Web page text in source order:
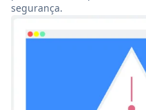
segurança.